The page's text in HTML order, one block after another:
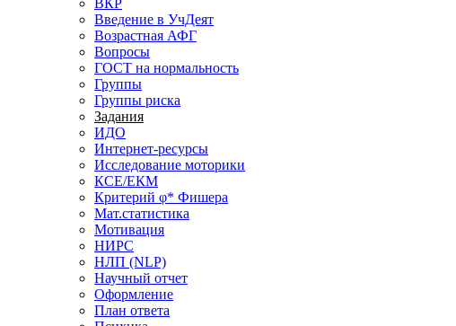
Введение в УчДеят
Возрастная АФГ
Вопросы
ГОСТ на нормальность
Группы
Группы риска
Задания
ИДО
Интернет-ресурсы
Исследование моторики
КСЕ/ЕКМ
Критерий φ* Фишера
Мат.статистика
Мотивация
НИРС
НЛП (NLP)
Научный отчет
Оформление
План ответа